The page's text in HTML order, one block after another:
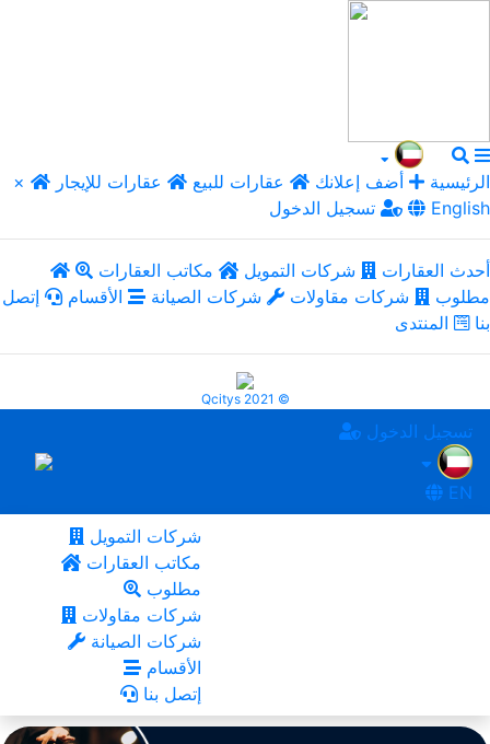
× الرئيسية أضف إعلانك عقارات للبيع
عقارات للإيجار
تسجيل الدخول
English
أحدث العقارات شركات التمويل
مكاتب العقارات
مطلوب
شركات مقاولات شركات الصيانة الأقسام
إتصل
بنا
المنتدى
Qcitys 2021 ©
تسجيل الدخول
EN
شركات التمويل
مكاتب العقارات
مطلوب
شركات مقاولات
شركات الصيانة
الأقسام
إتصل بنا